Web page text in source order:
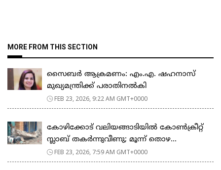
MORE FROM THIS SECTION
സൈബർ ആക്രമണം: എം.എ. ഷഹനാസ്
മുഖ്യമന്ത്രിക്ക് പരാതിനൽകി
FEB 23, 2026, 9:22 AM GMT+0000
കോഴിക്കോട് വലിയങ്ങാടിയിൽ കോൺക്രീറ്റ്
സ്ലാബ് തകർന്നുവീണു; മൂന്ന് തൊഴ...
FEB 23, 2026, 7:59 AM GMT+0000